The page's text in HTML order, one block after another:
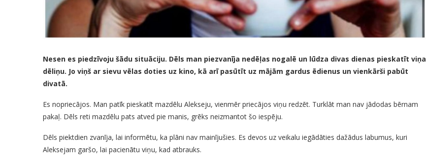
Nesen es piedzīvoju šādu situāciju. Dēls man piezvanīja nedēļas nogalē un lūdza divas dienas pieskatīt viņa
dēliņu. Jo viņš ar sievu vēlas doties uz kino, kā arī pasūtīt uz mājām gardus ēdienus un vienkārši pabūt
divatā.
Es nopriecājos. Man patīk pieskatīt mazdēlu Alekseju, vienmēr priecājos viņu redzēt. Turklāt man nav jādodas bērnam
pakaļ. Dēls reti mazdēlu pats atved pie manis, grēks neizmantot šo iespēju.
Dēls piektdien zvanīja, lai informētu, ka plāni nav mainījušies. Es devos uz veikalu iegādāties dažādus labumus, kuri
Aleksejam garšo, lai pacienātu viņu, kad atbrauks.